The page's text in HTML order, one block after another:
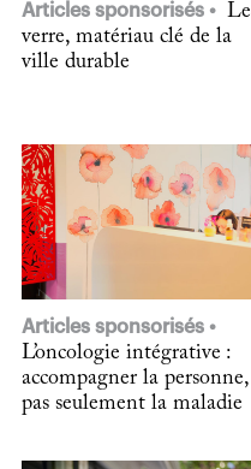
Articles sponsorisés
Le
verre, matériau clé de la
ville durable
Articles sponsorisés
L’oncologie intégrative :
accompagner la personne,
pas seulement la maladie